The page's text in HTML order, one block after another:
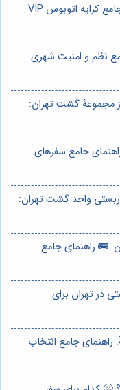
⭐️ اتوبوس دربستی تهران: راهنمای جامع کرایه اتوبوس VIP
نظم و امنیت شهری
مجموعۀ گشت تهران:
جامع سفرهای
واحد گشت تهران:
🚌 راهنمای جامع
در تهران برای
جامع انتخاب